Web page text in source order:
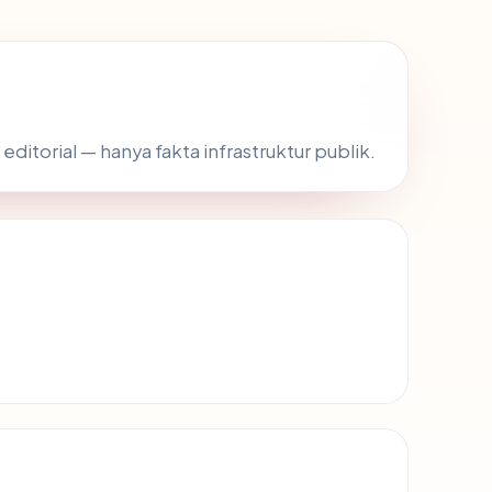
editorial — hanya fakta infrastruktur publik.